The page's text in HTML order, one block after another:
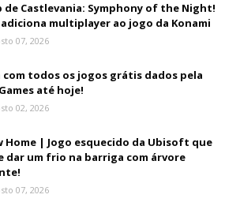
de Castlevania: Symphony of the Night!
multiplayer ao jogo da Konami
07, 2026
com todos os jogos grátis dados pela
até hoje!
02, 2026
Home | Jogo esquecido da Ubisoft que
dar um frio na barriga com árvore
07, 2026